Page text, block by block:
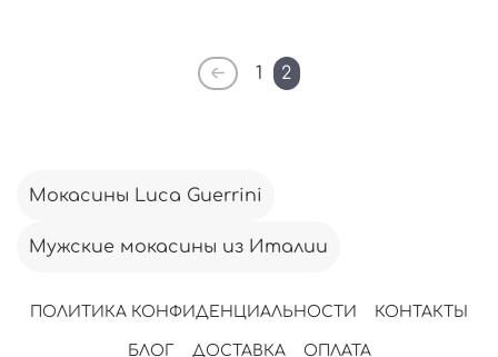
1 2
Мокасины Luca Guerrini
Мужские мокасины из Италии
ПОЛИТИКА КОНФИДЕНЦИАЛЬНОСТИ КОНТАКТЫ
БЛОГ ДОСТАВКА ОПЛАТА